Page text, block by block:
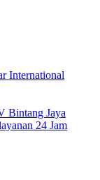
International
Bintang Jaya
24 Jam